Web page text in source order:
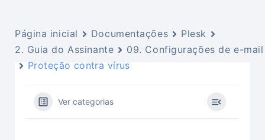
Página inicial Documentações
Plesk
2. Guia do Assinante
09. Configurações de e-mail
Proteção contra vírus
Ver categorias